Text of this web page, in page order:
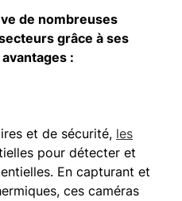
de nombreuses
grâce à ses
:
et de sécurité, les
pour détecter et
En capturant et
ces caméras